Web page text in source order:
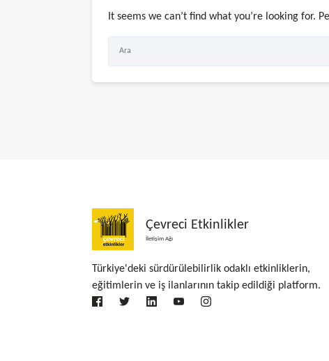
It seems we can’t find what you’re looking for.
Çevreci Etkinlikler
İletişim Ağı
Türkiye'deki sürdürülebilirlik odaklı etkinliklerin,
eğitimlerin ve iş ilanlarının takip edildiği platform.